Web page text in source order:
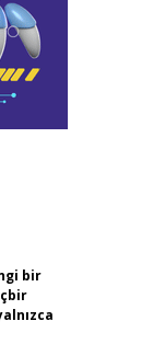
bir